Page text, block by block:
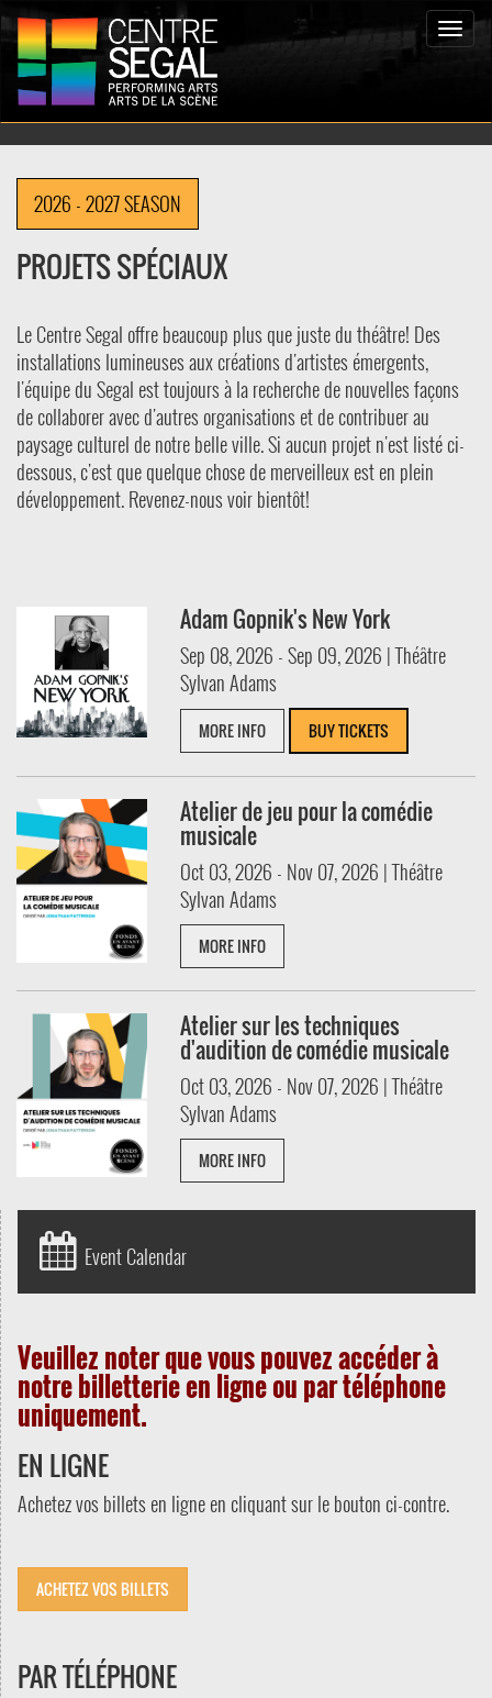
Toggle
2026 - 2027 SEASON
PROJETS SPÉCIAUX
Le Centre Segal offre beaucoup plus que juste du théâtre! Des
installations lumineuses aux créations d'artistes émergents,
l'équipe du Segal est toujours à la recherche de nouvelles façons
de collaborer avec d'autres organisations et de contribuer au
paysage culturel de notre belle ville. Si aucun projet n'est listé ci-
dessous, c'est que quelque chose de merveilleux est en plein
développement. Revenez-nous voir bientôt!
Adam Gopnik's New York
Sep 08, 2026 - Sep 09, 2026 | Théâtre
Sylvan Adams
MORE INFO BUY TICKETS
Atelier de jeu pour la comédie
musicale
Oct 03, 2026 - Nov 07, 2026 | Théâtre
Sylvan Adams
MORE INFO
Atelier sur les techniques
d'audition de comédie musicale
Oct 03, 2026 - Nov 07, 2026 | Théâtre
Sylvan Adams
MORE INFO
Event Calendar
Veuillez noter que vous pouvez accéder à
notre billetterie en ligne ou par téléphone
uniquement.
EN LIGNE
Achetez vos billets en ligne en cliquant sur le bouton ci-contre.
ACHETEZ VOS BILLETS
PAR TÉLÉPHONE